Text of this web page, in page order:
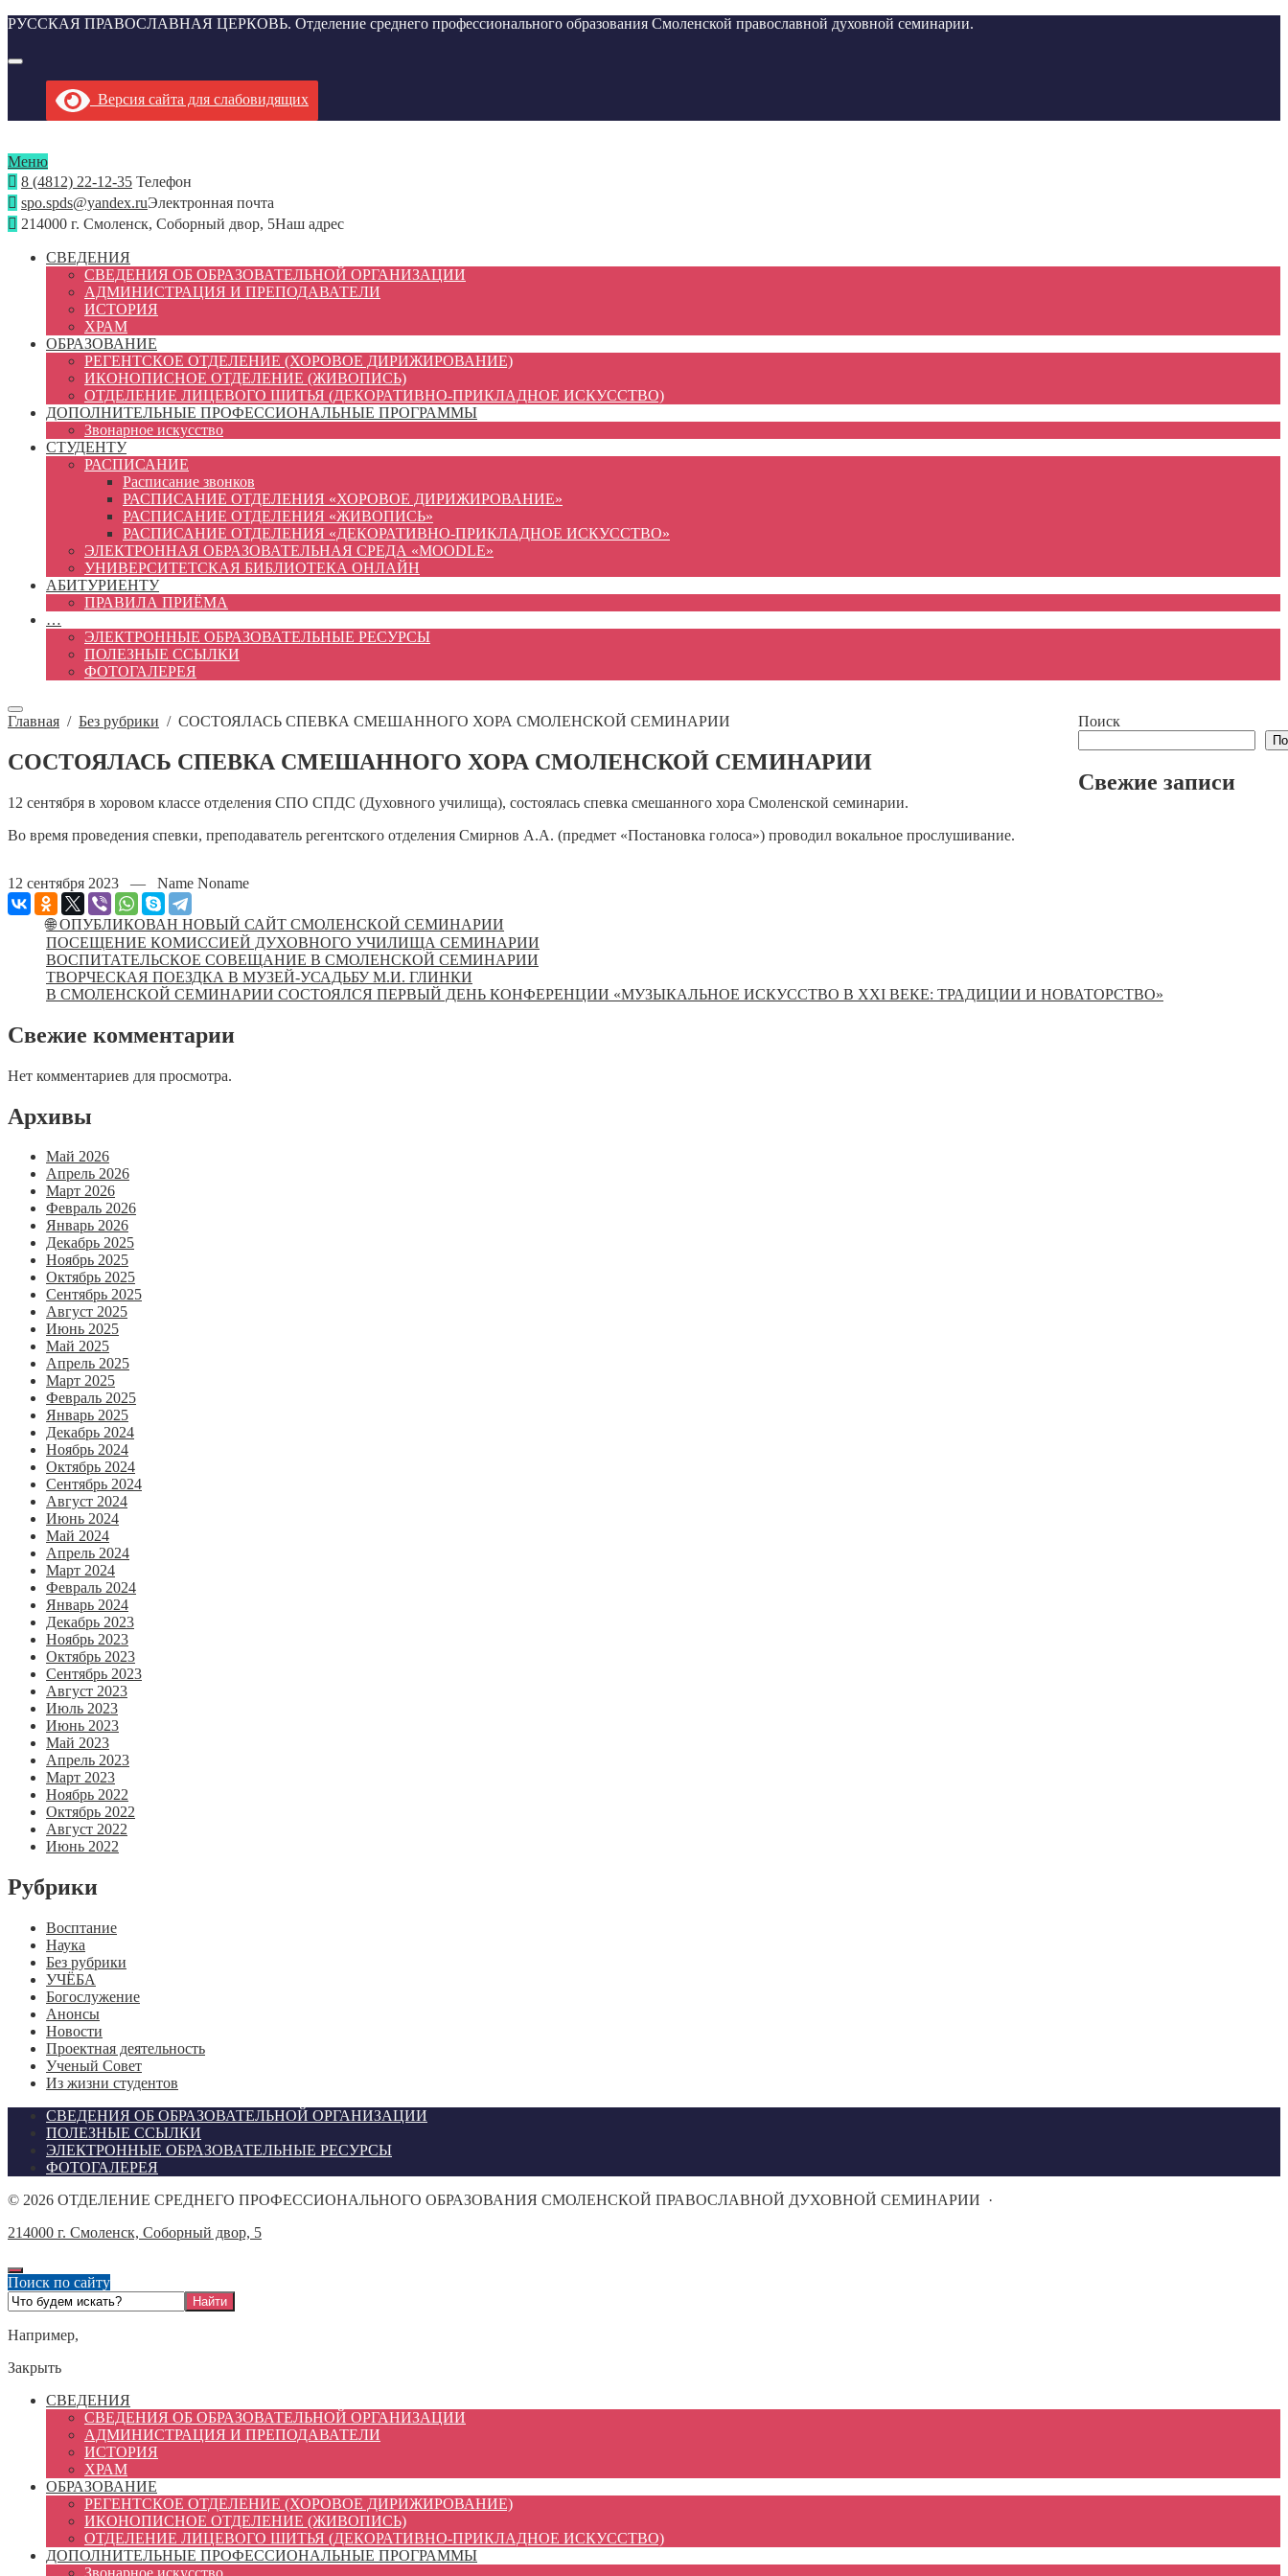
РУССКАЯ ПРАВОСЛАВНАЯ ЦЕРКОВЬ. Отделение среднего профессионального образования Смоленской православной духовной семинарии.
Версия сайта для слабовидящих
Меню
8 (4812) 22-12-35 Телефон
spo.spds@yandex.ruЭлектронная почта
214000 г. Смоленск, Соборный двор, 5Наш адрес
СВЕДЕНИЯ
СВЕДЕНИЯ ОБ ОБРАЗОВАТЕЛЬНОЙ ОРГАНИЗАЦИИ
АДМИНИСТРАЦИЯ И ПРЕПОДАВАТЕЛИ
ИСТОРИЯ
ХРАМ
ОБРАЗОВАНИЕ
РЕГЕНТСКОЕ ОТДЕЛЕНИЕ (ХОРОВОЕ ДИРИЖИРОВАНИЕ)
ИКОНОПИСНОЕ ОТДЕЛЕНИЕ (ЖИВОПИСЬ)
ОТДЕЛЕНИЕ ЛИЦЕВОГО ШИТЬЯ (ДЕКОРАТИВНО-ПРИКЛАДНОЕ ИСКУССТВО)
ДОПОЛНИТЕЛЬНЫЕ ПРОФЕССИОНАЛЬНЫЕ ПРОГРАММЫ
Звонарное искусство
СТУДЕНТУ
РАСПИСАНИЕ
Расписание звонков
РАСПИСАНИЕ ОТДЕЛЕНИЯ «ХОРОВОЕ ДИРИЖИРОВАНИЕ»
РАСПИСАНИЕ ОТДЕЛЕНИЯ «ЖИВОПИСЬ»
РАСПИСАНИЕ ОТДЕЛЕНИЯ «ДЕКОРАТИВНО-ПРИКЛАДНОЕ ИСКУССТВО»
ЭЛЕКТРОННАЯ ОБРАЗОВАТЕЛЬНАЯ СРЕДА «MOODLE»
УНИВЕРСИТЕТСКАЯ БИБЛИОТЕКА ОНЛАЙН
АБИТУРИЕНТУ
ПРАВИЛА ПРИЁМА
…
ЭЛЕКТРОННЫЕ ОБРАЗОВАТЕЛЬНЫЕ РЕСУРСЫ
ПОЛЕЗНЫЕ ССЫЛКИ
ФОТОГАЛЕРЕЯ
Главная / Без рубрики / СОСТОЯЛАСЬ СПЕВКА СМЕШАННОГО ХОРА СМОЛЕНСКОЙ СЕМИНАРИИ
СОСТОЯЛАСЬ СПЕВКА СМЕШАННОГО ХОРА СМОЛЕНСКОЙ СЕМИНАРИИ
12 сентября в хоровом классе отделения СПО СПДС (Духовного училища), состоялась спевка смешанного хора Смоленской семинарии.
Во время проведения спевки, преподаватель регентского отделения Смирнов А.А. (предмет «Постановка голоса») проводил вокальное прослушивание.
12 сентября 2023 — Name Noname
Поиск
Свежие записи
🌐 ОПУБЛИКОВАН НОВЫЙ САЙТ СМОЛЕНСКОЙ СЕМИНАРИИ
ПОСЕЩЕНИЕ КОМИССИЕЙ ДУХОВНОГО УЧИЛИЩА СЕМИНАРИИ
ВОСПИТАТЕЛЬСКОЕ СОВЕЩАНИЕ В СМОЛЕНСКОЙ СЕМИНАРИИ
ТВОРЧЕСКАЯ ПОЕЗДКА В МУЗЕЙ-УСАДЬБУ М.И. ГЛИНКИ
В СМОЛЕНСКОЙ СЕМИНАРИИ СОСТОЯЛСЯ ПЕРВЫЙ ДЕНЬ КОНФЕРЕНЦИИ «МУЗЫКАЛЬНОЕ ИСКУССТВО В XXI ВЕКЕ: ТРАДИЦИИ И НОВАТОРСТВО»
Свежие комментарии
Нет комментариев для просмотра.
Архивы
Май 2026
Апрель 2026
Март 2026
Февраль 2026
Январь 2026
Декабрь 2025
Ноябрь 2025
Октябрь 2025
Сентябрь 2025
Август 2025
Июнь 2025
Май 2025
Апрель 2025
Март 2025
Февраль 2025
Январь 2025
Декабрь 2024
Ноябрь 2024
Октябрь 2024
Сентябрь 2024
Август 2024
Июнь 2024
Май 2024
Апрель 2024
Март 2024
Февраль 2024
Январь 2024
Декабрь 2023
Ноябрь 2023
Октябрь 2023
Сентябрь 2023
Август 2023
Июль 2023
Июнь 2023
Май 2023
Апрель 2023
Март 2023
Ноябрь 2022
Октябрь 2022
Август 2022
Июнь 2022
Рубрики
Восптание
Наука
Без рубрики
УЧЁБА
Богослужение
Анонсы
Новости
Проектная деятельность
Ученый Совет
Из жизни студентов
СВЕДЕНИЯ ОБ ОБРАЗОВАТЕЛЬНОЙ ОРГАНИЗАЦИИ
ПОЛЕЗНЫЕ ССЫЛКИ
ЭЛЕКТРОННЫЕ ОБРАЗОВАТЕЛЬНЫЕ РЕСУРСЫ
ФОТОГАЛЕРЕЯ
© 2026 ОТДЕЛЕНИЕ СРЕДНЕГО ПРОФЕССИОНАЛЬНОГО ОБРАЗОВАНИЯ СМОЛЕНСКОЙ ПРАВОСЛАВНОЙ ДУХОВНОЙ СЕМИНАРИИ ·
214000 г. Смоленск, Соборный двор, 5
Поиск по сайту
Например,
Закрыть
СВЕДЕНИЯ
СВЕДЕНИЯ ОБ ОБРАЗОВАТЕЛЬНОЙ ОРГАНИЗАЦИИ
АДМИНИСТРАЦИЯ И ПРЕПОДАВАТЕЛИ
ИСТОРИЯ
ХРАМ
ОБРАЗОВАНИЕ
РЕГЕНТСКОЕ ОТДЕЛЕНИЕ (ХОРОВОЕ ДИРИЖИРОВАНИЕ)
ИКОНОПИСНОЕ ОТДЕЛЕНИЕ (ЖИВОПИСЬ)
ОТДЕЛЕНИЕ ЛИЦЕВОГО ШИТЬЯ (ДЕКОРАТИВНО-ПРИКЛАДНОЕ ИСКУССТВО)
ДОПОЛНИТЕЛЬНЫЕ ПРОФЕССИОНАЛЬНЫЕ ПРОГРАММЫ